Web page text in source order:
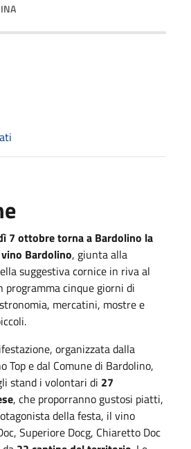
7 ottobre torna a Bardolino la
Bardolino, giunta alla
suggestiva cornice in riva al
programma cinque giorni di
mercatini, mostre e
organizzata dalla
Top e dal Comune di Bardolino,
stand i volontari di 27
, che proporranno gustosi piatti,
della festa, il vino
Superiore Docg, Chiaretto Doc